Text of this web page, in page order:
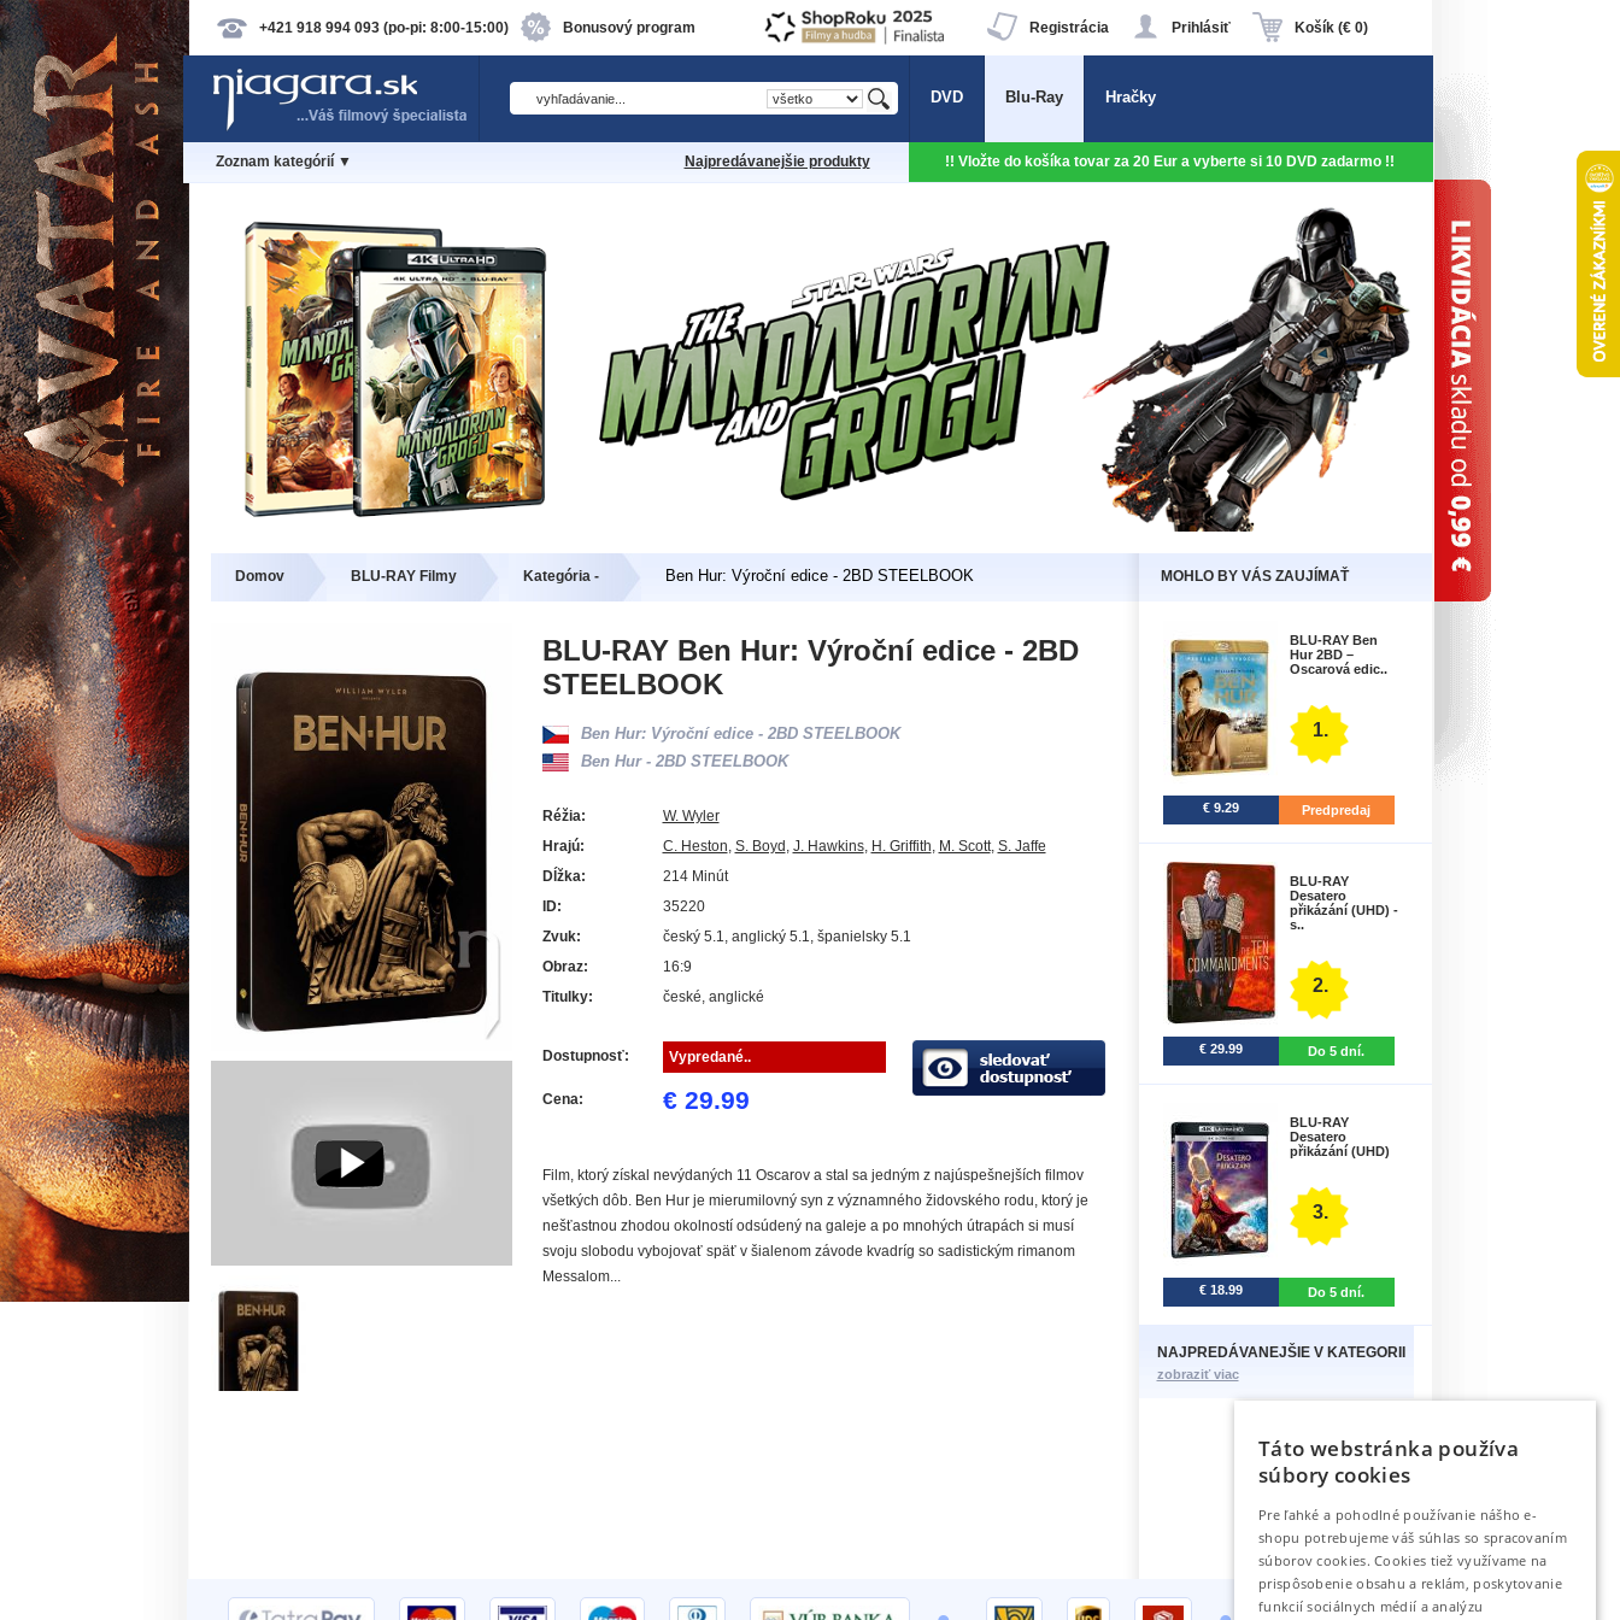
+421 918 994 093 (po-pi: 8:00-15:00) Bonusový program Košík (€ 0)
Prihlásiť
Registrácia
DVD Blu-Ray Hračky
Zoznam kategórií ▼ Najpredávanejšie produkty !! Vložte do košíka tovar za 20 Eur a vyberte si 10 DVD zadarmo !!
Domov BLU-RAY Filmy Kategória - Ben Hur: Výroční edice - 2BD STEELBOOK MOHLO BY VÁS ZAUJÍMAŤ
BLU-RAY Ben Hur: Výroční edice - 2BD
STEELBOOK
Ben Hur: Výroční edice - 2BD STEELBOOK
Ben Hur - 2BD STEELBOOK
Réžia:
W. Wyler
Hrajú:
C. Heston, S. Boyd, J. Hawkins, H. Griffith, M. Scott, S. Jaffe
Dĺžka:
214 Minút
ID:
35220
Zvuk:
český 5.1, anglický 5.1, španielsky 5.1
Obraz:
16:9
Titulky:
české, anglické
Dostupnosť: Vypredané..
Cena: € 29.99
Film, ktorý získal nevýdaných 11 Oscarov a stal sa jedným z najúspešnejších filmov
všetkých dôb. Ben Hur je mierumilovný syn z významného židovského rodu, ktorý je
nešťastnou zhodou okolností odsúdený na galeje a po mnohých útrapách si musí
svoju slobodu vybojovať späť v šialenom závode kvadríg so sadistickým rimanom
Messalom...
BLU-RAY Ben
Hur 2BD –
Oscarová edic..
1.
€ 9.29 Predpredaj
BLU-RAY
Desatero
přikázání (UHD) -
s..
2.
€ 29.99 Do 5 dní.
BLU-RAY
Desatero
přikázání (UHD)
3.
€ 18.99 Do 5 dní.
NAJPREDÁVANEJŠIE V KATEGORII
zobraziť viac
Táto webstránka používa
súbory cookies
Pre ľahké a pohodlné používanie nášho e-
shopu potrebujeme váš súhlas so spracovaním
súborov cookies. Cookies tiež využívame na
prispôsobenie obsahu a reklám, poskytovanie
funkcií sociálnych médií a analýzu